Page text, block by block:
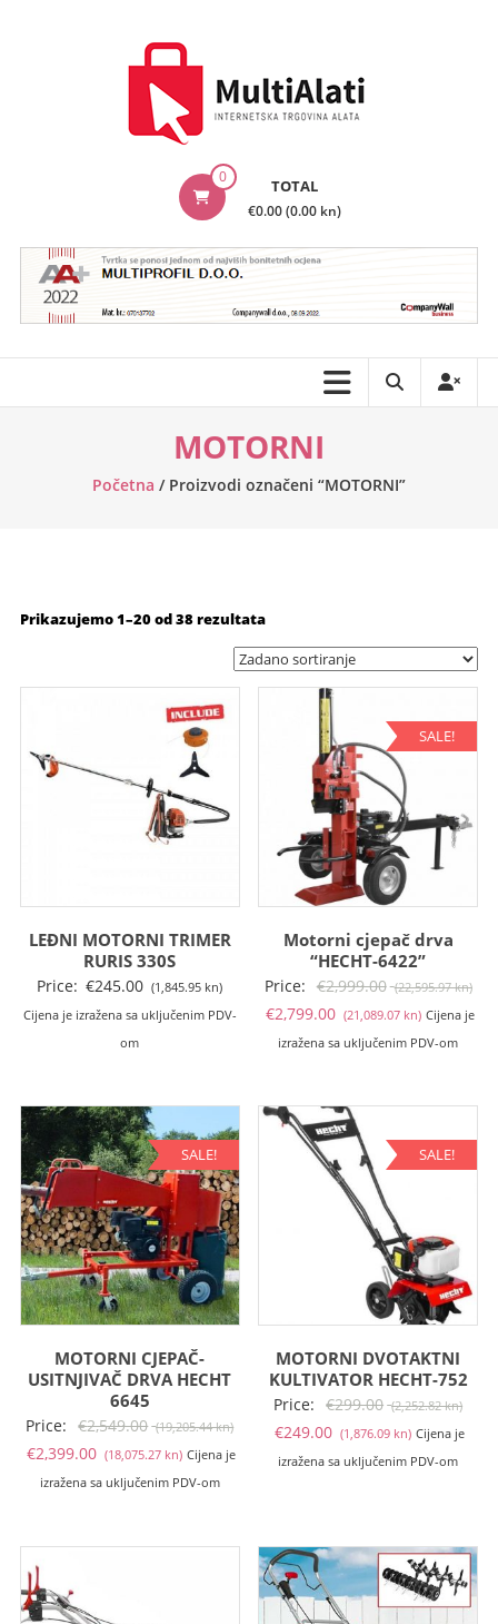
Internetska
trgovina
alata
0 TOTAL
€0.00 (0.00 kn)
MOTORNI
Početna / Proizvodi označeni “MOTORNI”
Prikazujemo 1–20 od 38 rezultata
LEĐNI MOTORNI TRIMER
RURIS 330S
Price: €245.00 (1,845.95 kn)
Cijena je izražena sa uključenim PDV-
om
SALE!
Motorni cjepač drva
“HECHT-6422”
Price: €2,999.00 (22,595.97 kn)
€2,799.00 (21,089.07 kn)Trenutna
cijena
kn).
Cijena je
izražena sa uključenim PDV-om
SALE!
MOTORNI CJEPAČ-
USITNJIVAČ DRVA HECHT
6645
Price: €2,549.00 (19,205.44 kn)Izvorna
cijena
(19,205.44
kn).
€2,399.00 (18,075.27 kn)Trenutna
cijena
Cijena je
izražena sa uključenim PDV-om
SALE!
MOTORNI DVOTAKTNI
KULTIVATOR HECHT-752
Price: €299.00 (2,252.82 kn)
kn).
€249.00 (1,876.09 kn)Trenutna
cijena
(1,876.09
kn).
Cijena je
izražena sa uključenim PDV-om